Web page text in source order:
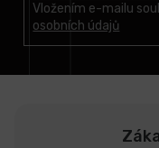
Vložením e-mailu
osobních údajů